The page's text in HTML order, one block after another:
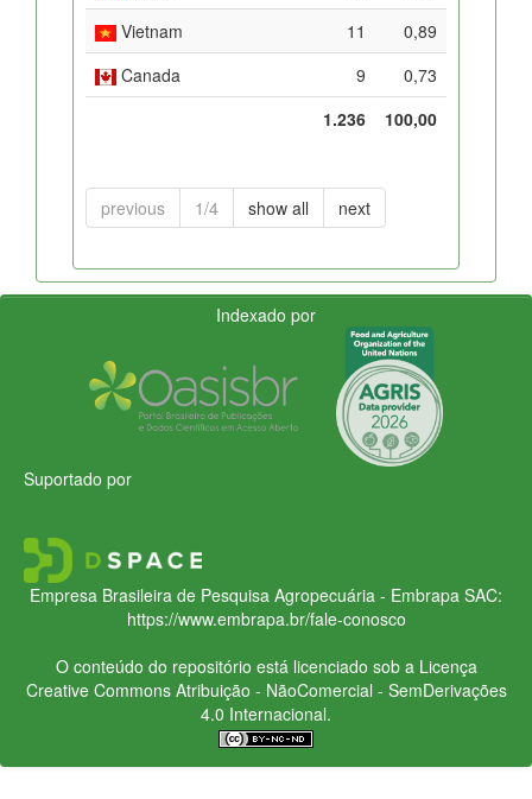
Vietnam
11
0,89
Canada
9
0,73
1.236
100,00
previous 1/4 show all next
Indexado por
Suportado por
Empresa Brasileira de Pesquisa Agropecuária - Embrapa SAC:
https://www.embrapa.br/fale-conosco
O conteúdo do repositório está licenciado sob a Licença
Creative CommonsAtribuição - NãoComercial - SemDerivações
4.0 Internacional.